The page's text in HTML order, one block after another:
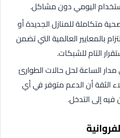
اليومي دون مشاكل.
متكاملة للمنازل الجديدة أو
بالمعايير العالمية التي تضمن
التام للشبكات.
الساعة لحل حالات الطوارئ
الثقة أن الدعم متوفر في أي
إلى التدخل.